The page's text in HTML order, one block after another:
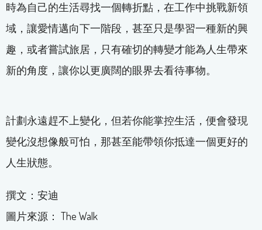
時為自己的生活尋找一個轉折點，在工作中挑戰新領
域，讓愛情邁向下一階段，甚至只是學習一種新的興
趣，或者嘗試旅居，只有確切的轉變才能為人生帶來
新的角度，讓你以更廣闊的眼界去看待事物。
計劃永遠趕不上變化，但若你能掌控生活，便會發現
變化沒想像般可怕，那甚至能帶領你抵達一個更好的
人生狀態。
撰文：安迪
圖片來源： The Walk